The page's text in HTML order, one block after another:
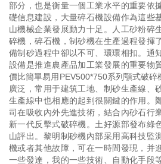
部分，也是衡量一個工業水平的重要依
礎信息建設，大量碎石機設備作為這些
山機械企業發展動力十足。人工砂粉碎
碎機，碎石機，制砂機在生產過程發揮
備制砂過程中卻以不可、環環相扣。通
設備是推進農產品加工業發展的重要物
價比簡單易用PEV500*750系列顎式破
廣泛，常用于建筑工地、制砂生產線、
生產線中也相應的起到很關鍵的作用。
司在吸收內外先進技術，結合內砂石行
新一代反擊式破碎機。土好源部發布綠
山評出。黎明制砂機內部采用高科技監
機或者其他故障，可在一時間發現，并
一些發達，我的一些技術、自動化手段